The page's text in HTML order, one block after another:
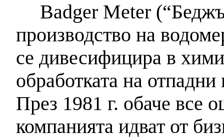
Badger Meter
производство на
се дивесифицира в
обработката на
През 1981 г. обаче все
компанията идват от